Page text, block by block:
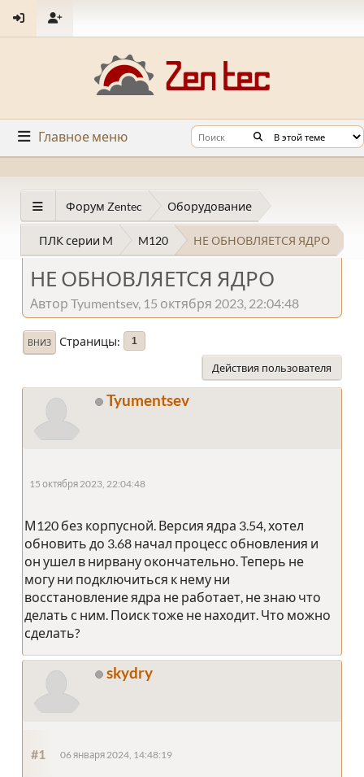
Главное меню
Форум Zentec Оборудование
ПЛК серии M M120 НЕ ОБНОВЛЯЕТСЯ ЯДРО
НЕ ОБНОВЛЯЕТСЯ ЯДРО
Автор Tyumentsev, 15 октября 2023, 22:04:48
ВНИЗ Страницы 1
Действия пользователя
Tyumentsev
15 октября 2023, 22:04:48
М120 без корпусной. Версия ядра 3.54, хотел
обновить до 3.68 начал процесс обновления и
он ушел в нирвану окончательно. Теперь не
могу ни подключиться к нему ни
восстановление ядра не работает, не знаю что
делать с ним. Поиск тоже не находит. Что можно
сделать?
skydry
#1 06 января 2024, 14:48:19